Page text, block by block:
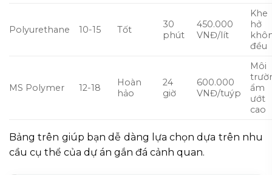
Polyurethane 10-15 Tốt
30
phút
450.000
VNĐ/lít
Khe
hở
đều
MS Polymer 12-18
Hoàn
hảo
24
giờ
600.000
VNĐ/tuýp
Môi
ẩm
ướt
cao
Bảng trên giúp bạn dễ dàng lựa chọn dựa trên nhu
cầu cụ thể của dự án gắn đá cảnh quan.